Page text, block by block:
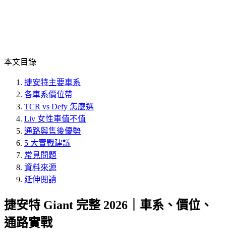
本文目錄
捷安特主要車系
各車系價位帶
TCR vs Defy 怎麼選
Liv 女性車值不值
通路與售後優勢
5 大實戰建議
常見問題
資料來源
延伸閱讀
捷安特 Giant 完整 2026｜車系、價位、
通路實戰